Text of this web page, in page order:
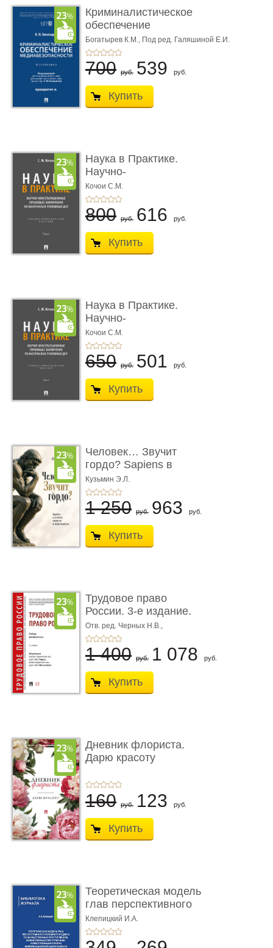
Криминалистическое
обеспечение
медиабезопас� ...
Богатырев К.М., Под ред. Галяшиной Е.И.
700 руб. 539 руб.
Купить
Наука в Практике.
Научно-
консультационные (пра
...
Кочои С.М.
800 руб. 616 руб.
Купить
Наука в Практике.
Научно-
консультационные (пра
...
Кочои С.М.
650 руб. 501 руб.
Купить
Человек… Звучит
гордо? Sapiens в
тенётах социума � ...
Кузьмин Э.Л.
1 250 руб. 963 руб.
Купить
Трудовое право
России. 3-е издание.
Учебник для ...
Отв. ред. Черных Н.В.,
Шестерякова И.В.
1 400 руб. 1 078 руб.
Купить
Дневник флориста.
Дарю красоту
160 руб. 123 руб.
Купить
Теоретическая модель
глав перспективного
УК о ...
Клепицкий И.А.